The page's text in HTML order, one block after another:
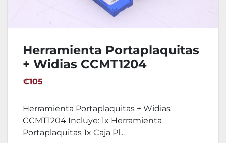
Herramienta Portaplaquitas
+ Widias CCMT1204
€105
Herramienta Portaplaquitas + Widias
CCMT1204 Incluye: 1x Herramienta
Portaplaquitas 1x Caja Pl...